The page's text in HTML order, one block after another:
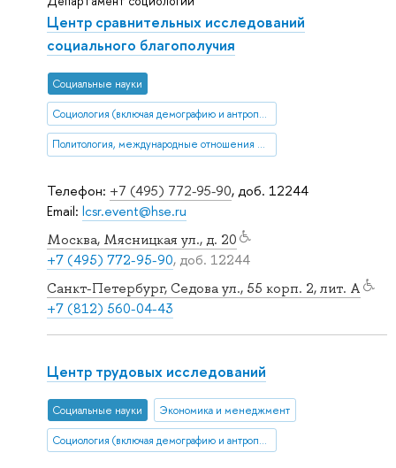
Телефон: +7 (495) 772-95-90, доб. 12244
Email: lcsr.event@hse.ru
Москва, Мясницкая ул., д. 20
+7 (495) 772-95-90, доб. 12244
Санкт-Петербург, Седова ул., 55 корп. 2, лит. А
+7 (812) 560-04-43
Центр сравнительных исследований
социального благополучия
Социальные науки
Социология (включая демографию и антропологию)
Политология, международные отношения и ГМУ
Центр трудовых исследований
Социальные науки Экономика и менеджмент
Социология (включая демографию и антропологию)